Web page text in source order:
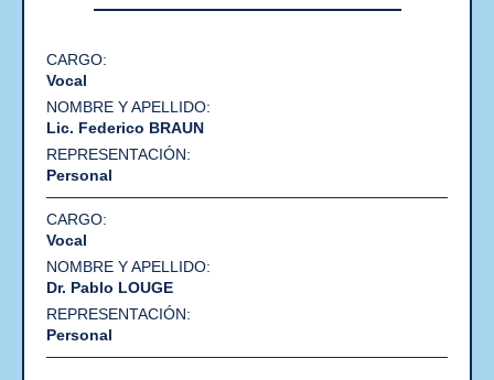
Cargo
Nombre
Apellido
Vocal
Lic. Federico BRAUN
Personal
Vocal
Dr. Pablo LOUGE
Personal